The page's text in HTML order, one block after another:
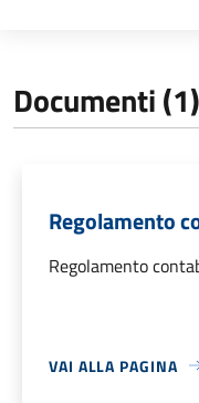
Documenti (1)
Regolamento
Regolamento
VAI ALLA PAGINA